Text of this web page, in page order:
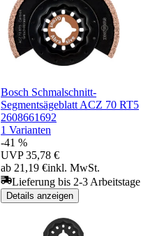
Bosch Schmalschnitt-
Segmentsägeblatt ACZ 70 RT5
2608661692
1 Varianten
-41 %
UVP 35,78 €
ab 21,19 €inkl. MwSt.
Lieferung bis 2-3 Arbeitstage
Details anzeigen